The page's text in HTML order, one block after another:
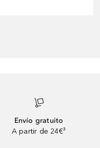
Envío gratuito
A partir de 24€³